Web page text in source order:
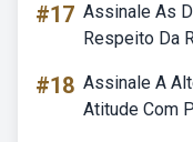
#17 Assinale As
Respeito Da
#18 Assinale A
Atitude Com